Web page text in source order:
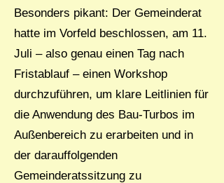
Besonders pikant: Der Gemeinderat
hatte im Vorfeld beschlossen, am 11.
Juli – also genau einen Tag nach
Fristablauf – einen Workshop
durchzuführen, um klare Leitlinien für
die Anwendung des Bau-Turbos im
Außenbereich zu erarbeiten und in
der darauffolgenden
Gemeinderatssitzung zu